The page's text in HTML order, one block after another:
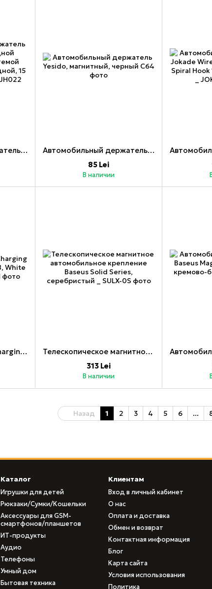
Автомобильный держатель Jokade с беспроводной автоматической системой выпуска воздуха, складной, 15 Вт JH022, черный
Автомобильный держатель Yesido, магнитный, черный
85 Lei
В наличии
Jokade Car Wireless Charging Gravity 15W Baiye JH008, White
Телескопическое магнитное автомобильное крепление Baseus Solid Series, серебристый _
313 Lei
В наличии
Назад 1 2 3 4 5 6 ...
Каталог
Игрушки для детей
Рюкзаки/Сумки/Кошельки
Аксессуары для GSM-
смартфонов/планшетов
ИТ-продукты
Аудио
Телефоны
Умный дом
Бытовая техника
Клиентам
Вход в личный кабинет
О нас
Оплата и доставка
Обмен и возврат
Контактная информация
Блог
Карта сайта
Условия использования
Политика